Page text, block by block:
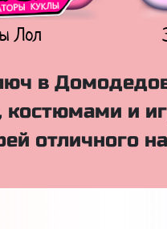
Лол
в
и
отличного